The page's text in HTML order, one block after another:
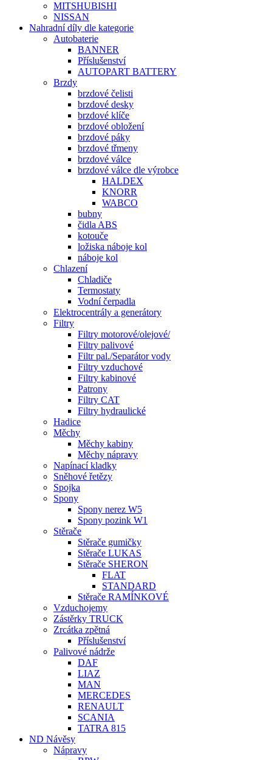
MITSHUBISHI
NISSAN
Nahradní díly dle kategorie
Autobaterie
BANNER
Příslušenství
AUTOPART BATTERY
Brzdy
brzdové čelisti
brzdové desky
brzdové klíče
brzdové obložení
brzdové páky
brzdové třmeny
brzdové válce
brzdové válce dle výrobce
HALDEX
KNORR
WABCO
bubny
čidla ABS
kotouče
ložiska náboje kol
náboje kol
Chlazení
Chladiče
Termostaty
Vodní čerpadla
Elektrocentrály a generátory
Filtry
Filtry motorové/olejové/
Filtry palivové
Filtr pal./Separátor vody
Filtry vzduchové
Filtry kabinové
Patrony
Filtry CAT
Filtry hydraulické
Hadice
Měchy
Měchy kabiny
Měchy nápravy
Napínací kladky
Sněhové řetězy
Spojka
Spony
Spony nerez W5
Spony pozink W1
Stěrače
Stěrače gumičky
Stěrače LUKAS
Stěrače SHERON
FLAT
STANDARD
Stěrače RAMÍNKOVÉ
Vzduchojemy
Zástěrky TRUCK
Zrcátka zpětná
Příslušenství
Palivové nádrže
DAF
LIAZ
MAN
MERCEDES
RENAULT
SCANIA
TATRA 815
ND Návěsy
Nápravy